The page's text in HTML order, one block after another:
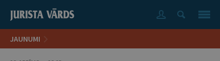
JAUNUMI